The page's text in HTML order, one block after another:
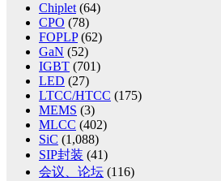
Chiplet (64)
CPO (78)
FOPLP(62)
GaN (52)
IGBT (701)
LED (27)
LTCC/HTCC (175)
MEMS (3)
MLCC (402)
SiC (1,088)
SIP封装 (41)
会议、论坛 (116)